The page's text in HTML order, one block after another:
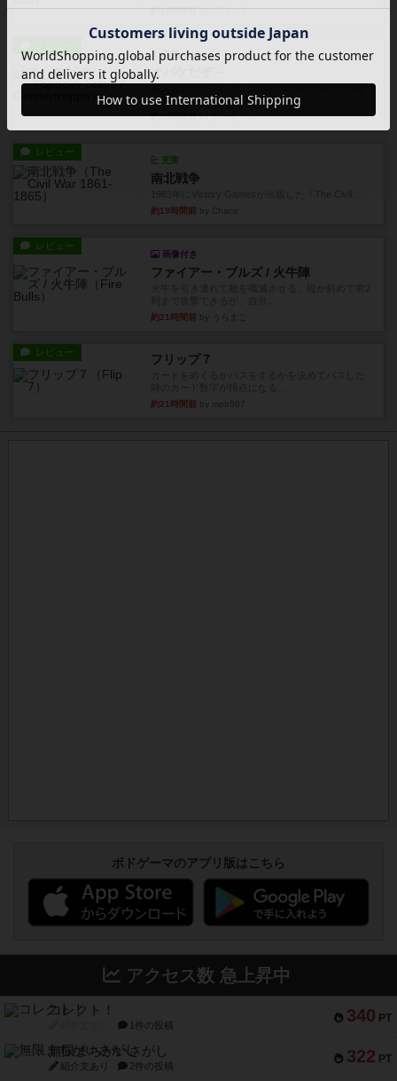
約14時間前by OSAっち
充実
オバケだぞ～
べるゲーム。こんなの子ども...
約15時間前by おーちゃん
レビュー
充実
南北戦争
約19時間前 by Chaco
レビュー
画像付き
ファイアー・ブルズ / 火牛陣
約21時間前 by うらまこ
レビュー フリップ７
約21時間前 by mob567
ボドゲーマのアプリ版はこちら
アクセス数 急上昇中
340 PT
コレクト！
1件の投稿
322 PT
無限まちがいさがし
紹介文あり 2件の投稿